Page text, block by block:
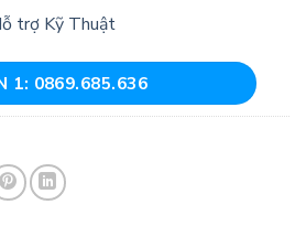
trợ Kỹ Thuật
1: 0869.685.636